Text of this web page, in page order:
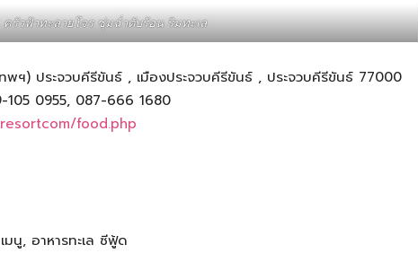
ครัวฟ้าทะลายโจร ชุ่มฉ่ำตับร้อน ริมทะเล
พฯ) ประจวบคีรีขันธ์ , เมืองประจวบคีรีขันธ์ , ประจวบคีรีขันธ์ 77000
105 0955, 087-666 1680
food.php
มนู, อาหารทะเล ซีฟู้ด